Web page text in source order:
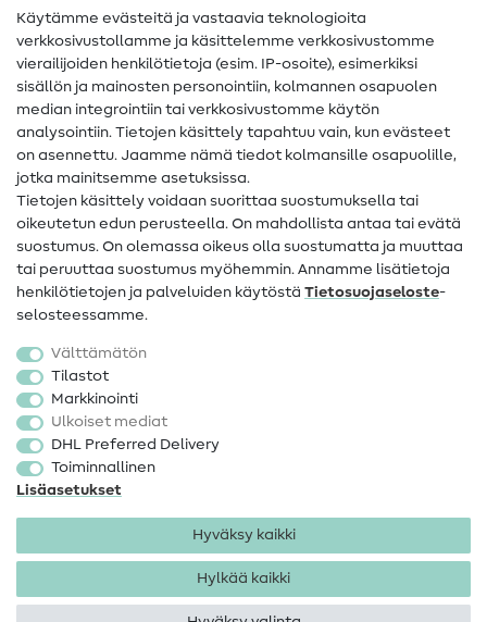
Ompelusanasto
Ompeluohjeet
Apua ja yhteystiedot
Yhteystiedot
Tietoa omistajanvaihdoksesta
FAQ
Peruutusoikeus
Suosittu
Kankaat
Ompelutarvikkeet
Ale
Käytämme evästeitä ja vastaavia teknologioita
verkkosivustollamme ja käsittelemme verkkosivustomme
vierailijoiden henkilötietoja (esim. IP-osoite), esimerkiksi
sisällön ja mainosten personointiin, kolmannen osapuolen
median integrointiin tai verkkosivustomme käytön
analysointiin. Tietojen käsittely tapahtuu vain, kun evästeet
on asennettu. Jaamme nämä tiedot kolmansille osapuolille,
jotka mainitsemme asetuksissa.
Tietojen käsittely voidaan suorittaa suostumuksella tai
oikeutetun edun perusteella. On mahdollista antaa tai evätä
suostumus. On olemassa oikeus olla suostumatta ja muuttaa
tai peruuttaa suostumus myöhemmin. Annamme lisätietoja
henkilötietojen ja palveluiden käytöstä Tietosuojaseloste-
selosteessamme.
Välttämätön
Tilastot
Markkinointi
Ulkoiset mediat
DHL Preferred Delivery
Toiminnallinen
Lisäasetukset
Hyväksy kaikki
Hylkää kaikki
Tietosuoja
Käyttöehdot
Peruutusoikeus